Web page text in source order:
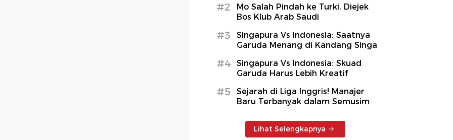
#2
Mo Salah Pindah ke Turki, Diejek
Bos Klub Arab Saudi
#3
Singapura Vs Indonesia: Saatnya
Garuda Menang di Kandang Singa
#4
Singapura Vs Indonesia: Skuad
Garuda Harus Lebih Kreatif
#5
Sejarah di Liga Inggris! Manajer
Baru Terbanyak dalam Semusim
Lihat Selengkapnya